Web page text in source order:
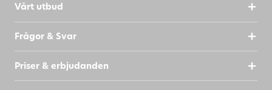
Vårt utbud
Frågor & Svar
Priser & erbjudanden